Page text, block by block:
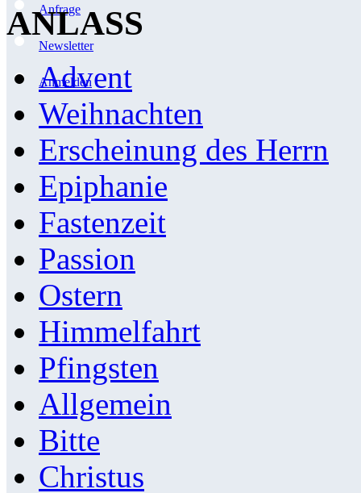
Anfrage
Newsletter
Anmelden
ANLASS
Advent
Weihnachten
Erscheinung des Herrn
Epiphanie
Fastenzeit
Passion
Ostern
Himmelfahrt
Pfingsten
Allgemein
Bitte
Christus